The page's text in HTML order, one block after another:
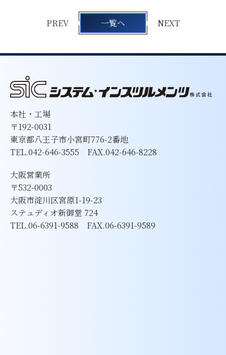
PREV 一覧へ NEXT
本社・工場
〒192-0031
東京都八王子市小宮町776-2番地
TEL.042-646-3555 FAX.042-646-8228
大阪営業所
〒532-0003
大阪市淀川区宮原1-19-23
ステュディオ新御堂 724
TEL.06-6391-9588 FAX.06-6391-9589